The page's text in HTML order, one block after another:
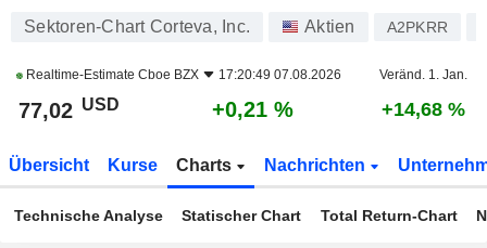
Sektoren-Chart Corteva, Inc. Aktien A2PKRR
Realtime-Estimate Cboe BZX 17:20:49 07.08.2026 Veränd. 1. Jan.
77,02 USD +0,21 % +14,68 %
Übersicht Kurse Charts Nachrichten
Technische Analyse Statischer Chart Total Return-Chart